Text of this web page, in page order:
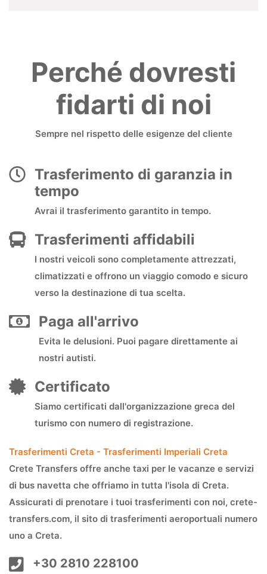
Perché dovresti
fidarti di noi
Sempre nel rispetto delle esigenze del cliente
Trasferimento di garanzia in
tempo
Avrai il trasferimento garantito in tempo.
Trasferimenti affidabili
I nostri veicoli sono completamente attrezzati,
climatizzati e offrono un viaggio comodo e sicuro
verso la destinazione di tua scelta.
Paga all'arrivo
Evita le delusioni. Puoi pagare direttamente ai
nostri autisti.
Certificato
Siamo certificati dall'organizzazione greca del
turismo con numero di registrazione.
Trasferimenti Creta - Trasferimenti Imperiali Creta
Crete Transfers offre anche taxi per le vacanze e servizi
di bus navetta che offriamo in tutta l'isola di Creta.
Assicurati di prenotare i tuoi trasferimenti con noi, crete-
transfers.com, il sito di trasferimenti aeroportuali numero
uno a Creta.
+30 2810 228100